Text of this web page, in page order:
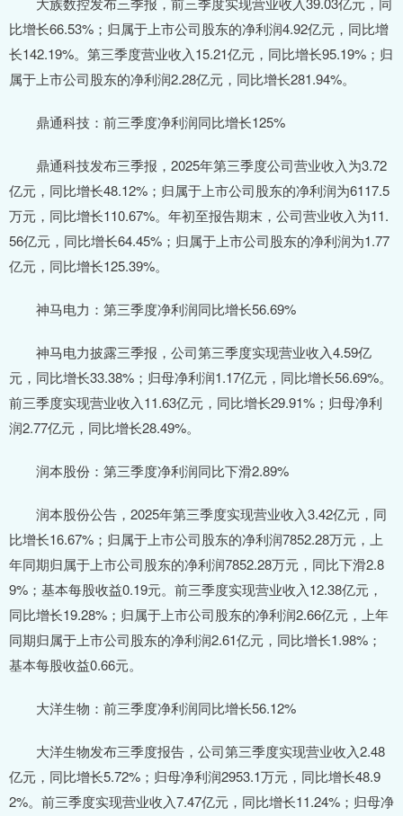
比增长66.53%；归属于上市公司股东的净利润4.92亿元，同比增
长142.19%。第三季度营业收入15.21亿元，同比增长95.19%；归
属于上市公司股东的净利润2.28亿元，同比增长281.94%。
鼎通科技：前三季度净利润同比增长125%
鼎通科技发布三季报，2025年第三季度公司营业收入为3.72
亿元，同比增长48.12%；归属于上市公司股东的净利润为6117.5
万元，同比增长110.67%。年初至报告期末，公司营业收入为11.
56亿元，同比增长64.45%；归属于上市公司股东的净利润为1.77
亿元，同比增长125.39%。
神马电力：第三季度净利润同比增长56.69%
神马电力披露三季报，公司第三季度实现营业收入4.59亿
元，同比增长33.38%；归母净利润1.17亿元，同比增长56.69%。
前三季度实现营业收入11.63亿元，同比增长29.91%；归母净利
润2.77亿元，同比增长28.49%。
润本股份：第三季度净利润同比下滑2.89%
润本股份公告，2025年第三季度实现营业收入3.42亿元，同
比增长16.67%；归属于上市公司股东的净利润7852.28万元，上
年同期归属于上市公司股东的净利润7852.28万元，同比下滑2.8
9%；基本每股收益0.19元。前三季度实现营业收入12.38亿元，
同比增长19.28%；归属于上市公司股东的净利润2.66亿元，上年
同期归属于上市公司股东的净利润2.61亿元，同比增长1.98%；
基本每股收益0.66元。
大洋生物：前三季度净利润同比增长56.12%
大洋生物发布三季度报告，公司第三季度实现营业收入2.48
亿元，同比增长5.72%；归母净利润2953.1万元，同比增长48.9
2%。前三季度实现营业收入7.47亿元，同比增长11.24%；归母净